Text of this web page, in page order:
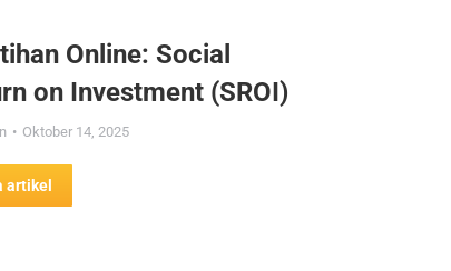
Online: Social
on Investment (SROI)
Oktober 14, 2025
artikel